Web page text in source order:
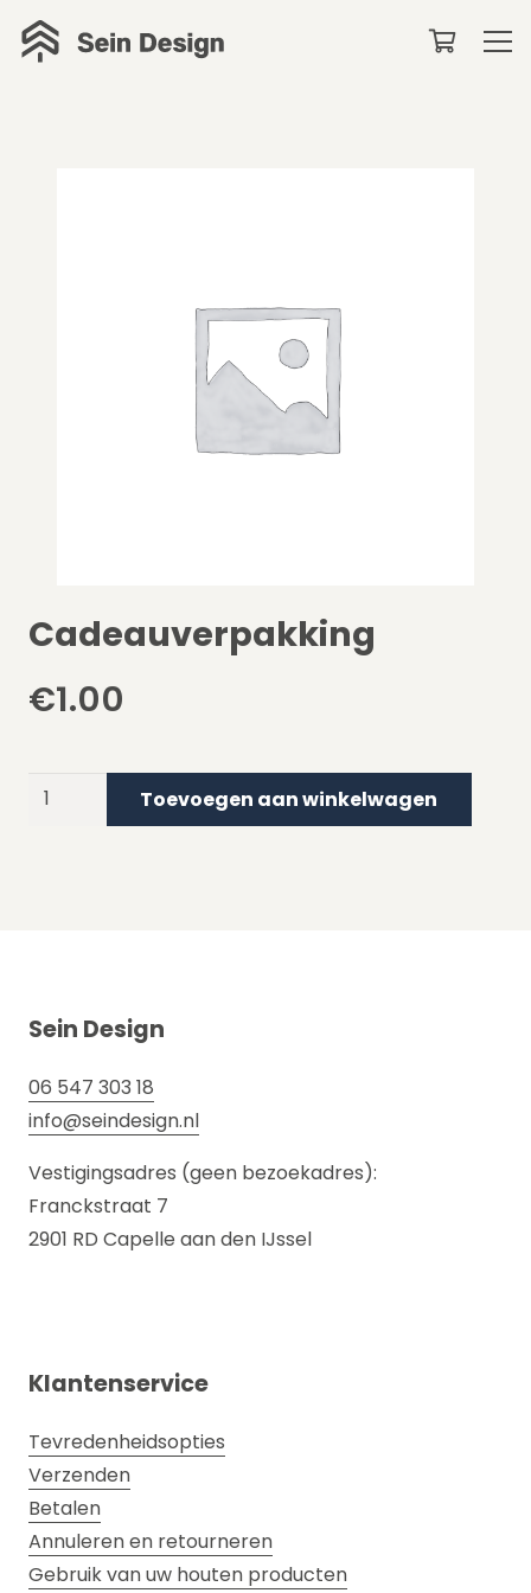
Cadeauverpakking
€1.00
CadeauverpakkingToevoegen aan winkelwagen
Sein Design
06 547 303 18
info@seindesign.nl
Vestigingsadres (geen bezoekadres):
Franckstraat 7
2901 RD Capelle aan den IJssel
Klantenservice
Tevredenheidsopties
Verzenden
Betalen
Annuleren en retourneren
Gebruik van uw houten producten